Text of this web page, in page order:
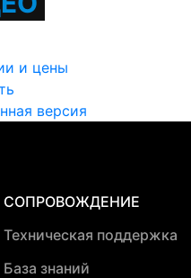
и цены
версия
СОПРОВОЖДЕНИЕ
Техническая поддержка
База знаний